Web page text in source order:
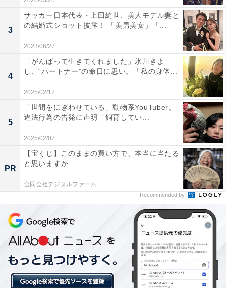
3
サッカー日本代表・上田綺世、美人モデル妻と
の結婚式ショット披露！ 「美男美女」「...
2023/06/27
4
「がんばって生きてくれました」氷川きよ
し、“パートナー”の命日に思い。「私の身体...
2025/02/17
5
「世間をにぎわせている」動物系YouTuber、
違法行為の告発に声明「飼育してい...
2025/02/07
PR
【宝くじ】このままの買い方で、本当に当たる
と思いますか
合同会社デジタルファーム
Recommended by